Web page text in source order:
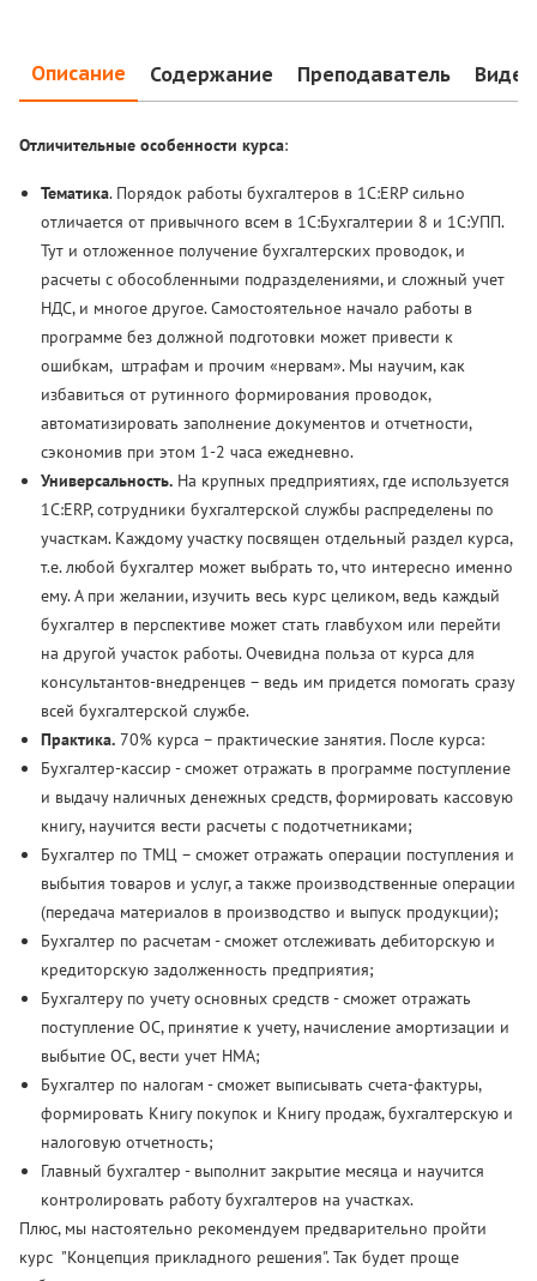
Описание Содержание Преподаватель Видео
Отличительные особенности курса:
Тематика. Порядок работы бухгалтеров в 1С:ERP сильно
отличается от привычного всем в 1С:Бухгалтерии 8 и 1С:УПП.
Тут и отложенное получение бухгалтерских проводок, и
расчеты с обособленными подразделениями, и сложный учет
НДС, и многое другое. Самостоятельное начало работы в
программе без должной подготовки может привести к
ошибкам, штрафам и прочим «нервам». Мы научим, как
избавиться от рутинного формирования проводок,
автоматизировать заполнение документов и отчетности,
сэкономив при этом 1-2 часа ежедневно.
Универсальность. На крупных предприятиях, где используется
1С:ERP, сотрудники бухгалтерской службы распределены по
участкам. Каждому участку посвящен отдельный раздел курса,
т.е. любой бухгалтер может выбрать то, что интересно именно
ему. А при желании, изучить весь курс целиком, ведь каждый
бухгалтер в перспективе может стать главбухом или перейти
на другой участок работы. Очевидна польза от курса для
консультантов-внедренцев – ведь им придется помогать сразу
всей бухгалтерской службе.
Практика. 70% курса – практические занятия. После курса:
Бухгалтер-кассир - сможет отражать в программе поступление
и выдачу наличных денежных средств, формировать кассовую
книгу, научится вести расчеты с подотчетниками;
Бухгалтер по ТМЦ – сможет отражать операции поступления и
выбытия товаров и услуг, а также производственные операции
(передача материалов в производство и выпуск продукции);
Бухгалтер по расчетам - сможет отслеживать дебиторскую и
кредиторскую задолженность предприятия;
Бухгалтеру по учету основных средств - сможет отражать
поступление ОС, принятие к учету, начисление амортизации и
выбытие ОС, вести учет НМА;
Бухгалтер по налогам - сможет выписывать счета-фактуры,
формировать Книгу покупок и Книгу продаж, бухгалтерскую и
налоговую отчетность;
Главный бухгалтер - выполнит закрытие месяца и научится
контролировать работу бухгалтеров на участках.
Плюс, мы настоятельно рекомендуем предварительно пройти
курс "Концепция прикладного решения". Так будет проще